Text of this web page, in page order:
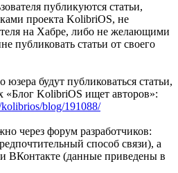
публикуются статьи,
проекта KolibriOS, не
на Хабре, либо не желающими
публиковать статьи от своего
будут публиковаться статьи,
«Блог KolibriOS ищет авторов»:
blog/191088/
через форум разработчиков:
способ связи), а
и ВКонтакте (данные приведены в